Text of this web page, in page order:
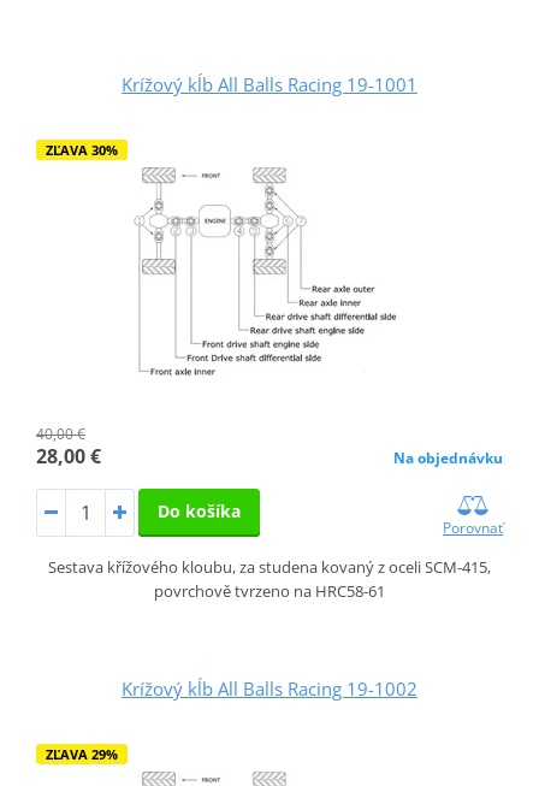
Krížový kĺb All Balls Racing 19-1001
ZĽAVA 30%
40,00 €
28,00 € Na objednávku
Do košíka
Porovnať
Sestava křížového kloubu, za studena kovaný z oceli SCM-415,
povrchově tvrzeno na HRC58-61
Krížový kĺb All Balls Racing 19-1002
ZĽAVA 29%